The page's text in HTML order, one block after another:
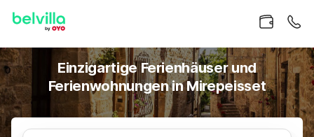
Einzigartige Ferienhäuser und
Ferienwohnungen in Mirepeisset